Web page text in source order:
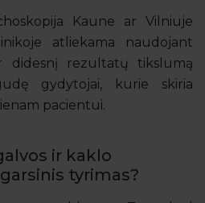
Kaune ar Vilniuje
atliekama naudojant
didesnį rezultatų tikslumą
gydytojai, kurie skiria
pacientui.
ir kaklo
tyrimas?